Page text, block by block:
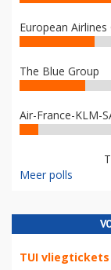
European Airlines
The Blue Group
Air-France-KLM-
Meer polls
TUI vliegtickets